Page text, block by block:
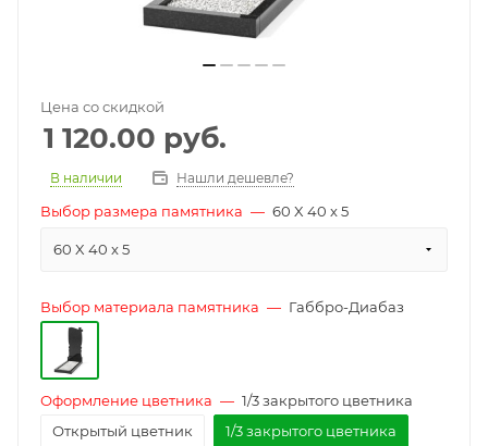
Цена со скидкой
1 120.00 руб.
В наличии Нашли дешевле?
Выбор размера памятника — 60 X 40 x 5
60 X 40 x 5
Выбор материала памятника — Габбро-Диабаз
Оформление цветника — 1/3 закрытого цветника
Открытый цветник
1/3 закрытого цветника